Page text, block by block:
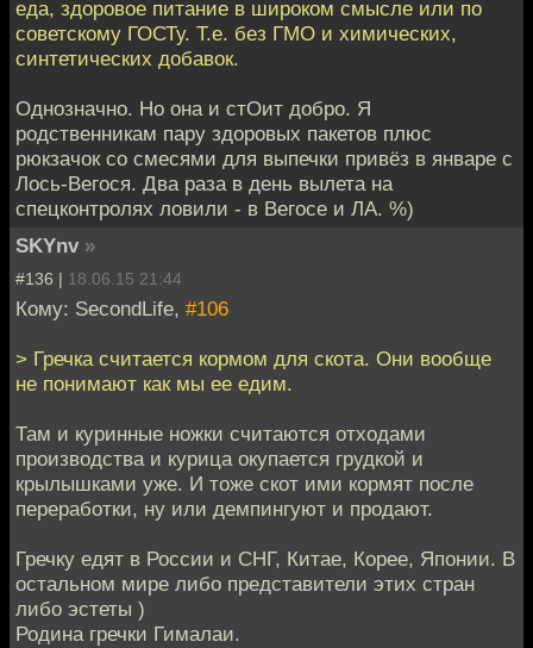
еда, здоровое питание в широком смысле или по
советскому ГОСТу. Т.е. без ГМО и химических,
синтетических добавок.
Однозначно. Но она и стОит добро. Я
родственникам пару здоровых пакетов плюс
рюкзачок со смесями для выпечки привёз в январе с
Лось-Вегося. Два раза в день вылета на
спецконтролях ловили - в Вегосе и ЛА. %)
SKYnv »
#136 | 18.06.15 21:44
Кому: SecondLife, #106
> Гречка считается кормом для скота. Они вообще
не понимают как мы ее едим.
Там и куринные ножки считаются отходами
производства и курица окупается грудкой и
крылышками уже. И тоже скот ими кормят после
переработки, ну или демпингуют и продают.
Гречку едят в России и СНГ, Китае, Корее, Японии. В
остальном мире либо представители этих стран
либо эстеты )
Родина гречки Гималаи.